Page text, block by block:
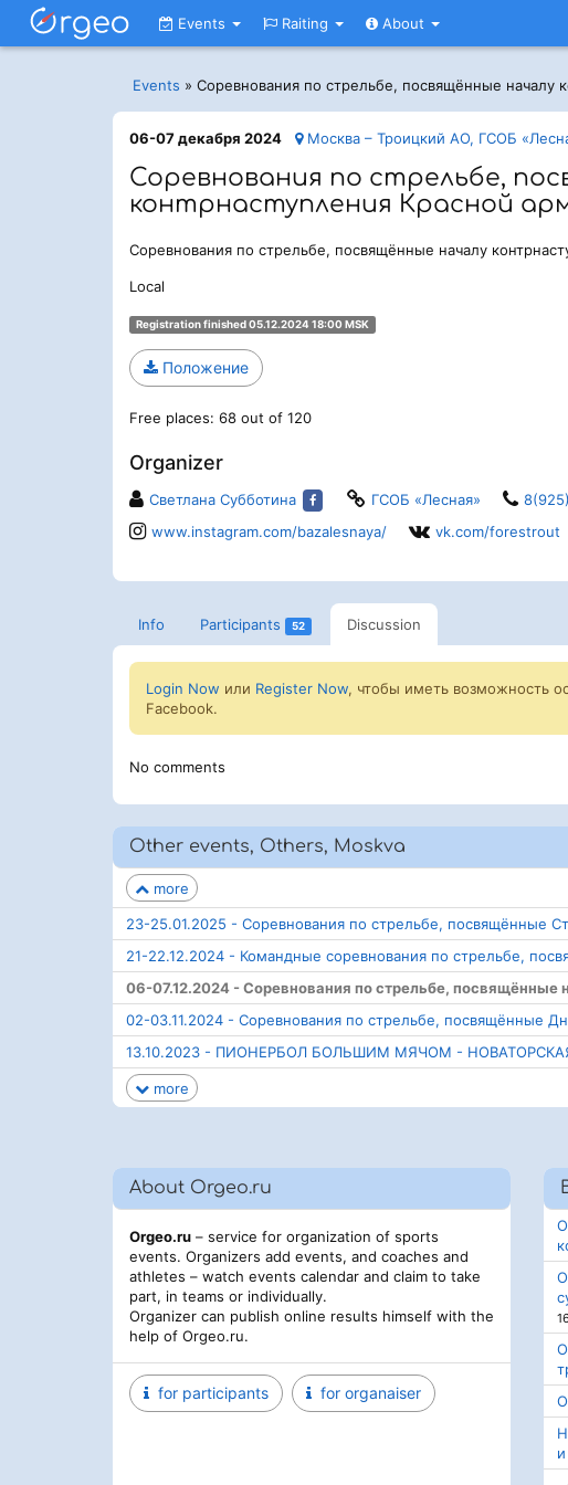
Events Raiting About
Events » Соревнования по стрельбе, посвящённые началу
06-07 декабря 2024 Москва – Троицкий АО, ГСОБ
Соревнования по стрельбе,
контрнаступления Красной
Соревнования по стрельбе, посвящённые началу
Local
Registration finished 05.12.2024 18:00 MSK
Положение
Free places: 68 out of 120
Organizer
Светлана Субботина ГСОБ «Лесная»
www.instagram.com/bazalesnaya/
vk.com/forestrout
Info Participants 52 Discussion
Login Now или Register Now, чтобы иметь возможность
Facebook.
No comments
Other events, Others, Moskva
more
23-25.01.2025 - Соревнования по стрельбе, посвящённые
21-22.12.2024 - Командные соревнования по стрельбе,
06-07.12.2024 - Соревнования по стрельбе, посвящённые
02-03.11.2024 - Соревнования по стрельбе, посвящённые
13.10.2023 - ПИОНЕРБОЛ БОЛЬШИМ МЯЧОМ -
more
About Orgeo.ru
Orgeo.ru – service for organization of sports
events. Organizers add events, and coaches and
athletes – watch events calendar and claim to take
part, in teams or individually.
Organizer can publish online results himself with the
help of Orgeo.ru.
for participants for organaiser